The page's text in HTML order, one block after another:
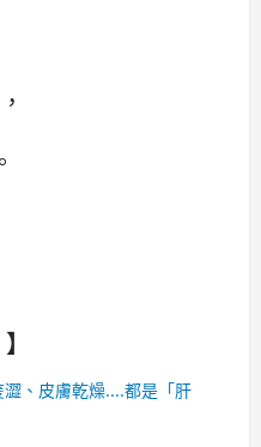
、皮膚乾燥....都是「肝